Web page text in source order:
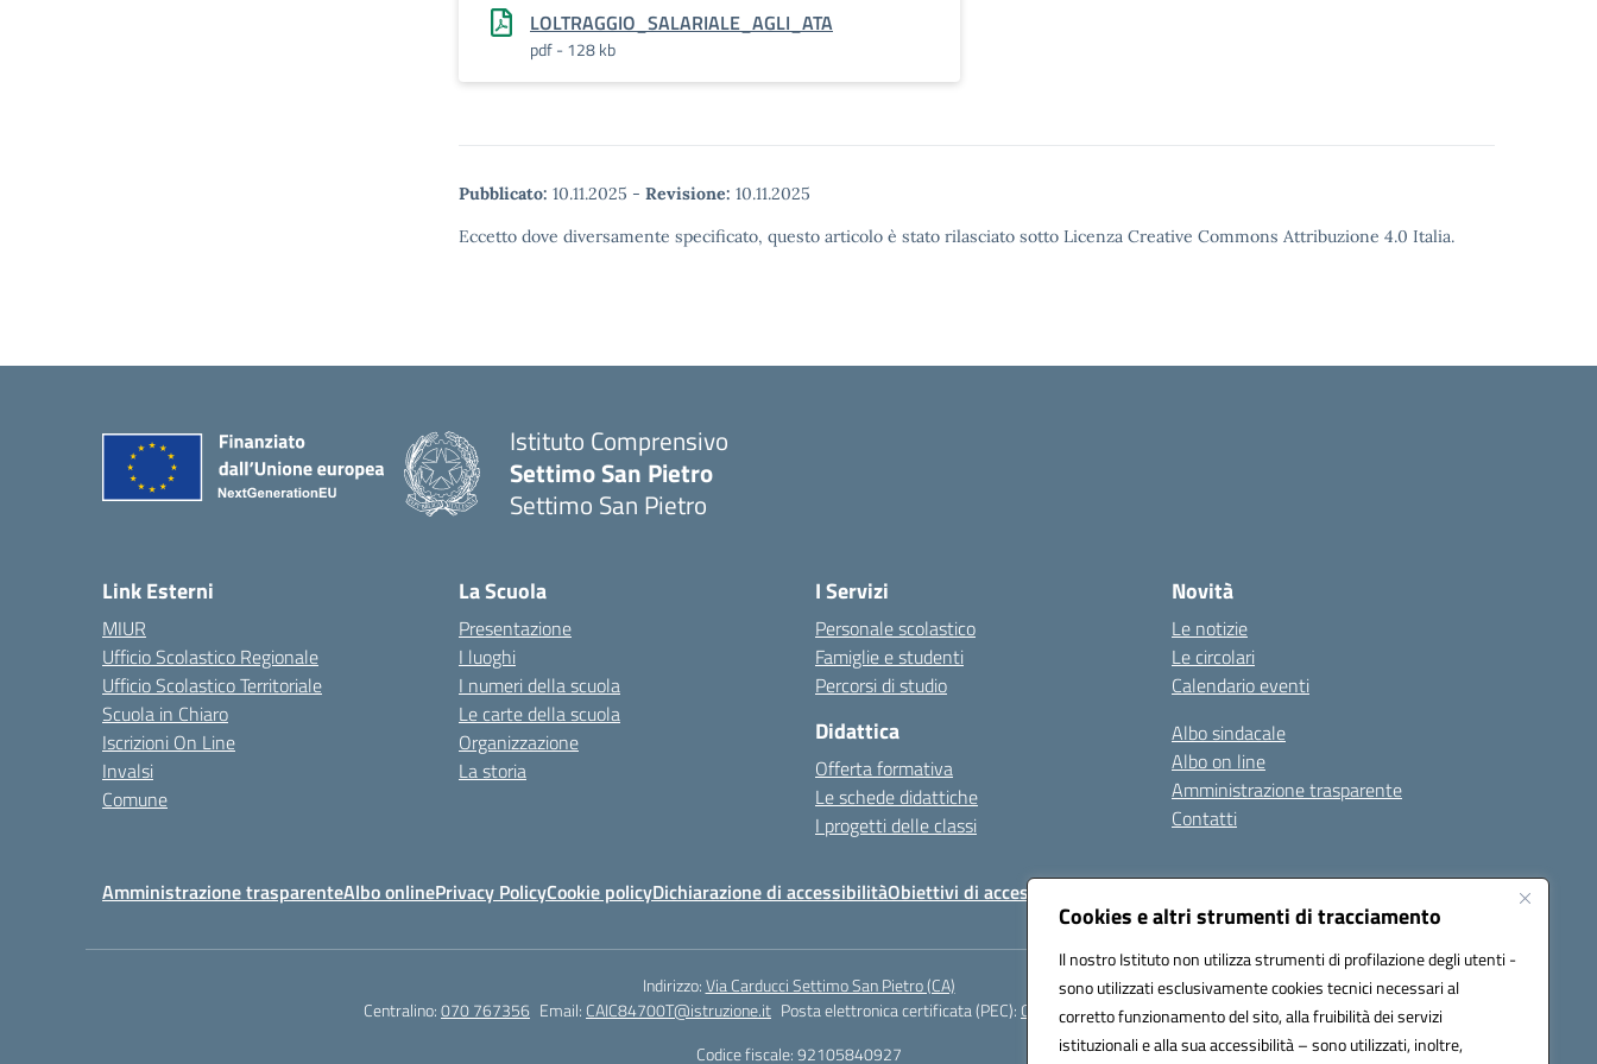
Cookies e altri strumenti di tracciamento
Il nostro Istituto non utilizza strumenti di profilazione degli utenti -
sono utilizzati esclusivamente cookies tecnici necessari al
corretto funzionamento del sito, alla fruibilità dei servizi
istituzionali e alla sua accessibilità – sono utilizzati, inoltre,
LOLTRAGGIO_SALARIALE_AGLI_ATA
pdf - 128 kb
Pubblicato: 10.11.2025 - Revisione: 10.11.2025
Eccetto dove diversamente specificato, questo articolo è stato rilasciato sotto Licenza Creative Commons Attribuzione 4.0 Italia.
Istituto Comprensivo
Settimo San Pietro
Settimo San Pietro
Link Esterni
MIUR
Ufficio Scolastico Regionale
Ufficio Scolastico Territoriale
Scuola in Chiaro
Iscrizioni On Line
Invalsi
Comune
La Scuola
Presentazione
I luoghi
I numeri della scuola
Le carte della scuola
Organizzazione
La storia
I Servizi
Personale scolastico
Famiglie e studenti
Percorsi di studio
Didattica
Offerta formativa
Le schede didattiche
I progetti delle classi
Novità
Le notizie
Le circolari
Calendario eventi
Albo sindacale
Albo on line
Amministrazione trasparente
Contatti
Amministrazione trasparenteAlbo onlinePrivacy PolicyCookie policyDichiarazione di accessibilitàObiettivi di accessibilità
Indirizzo:Via Carducci Settimo San Pietro (CA)
Centralino:070 767356 Email: CAIC84700T@istruzione.it Posta elettronica certificata (PEC): CAIC84700T@pec.istruzione.it
Codice fiscale: 92105840927